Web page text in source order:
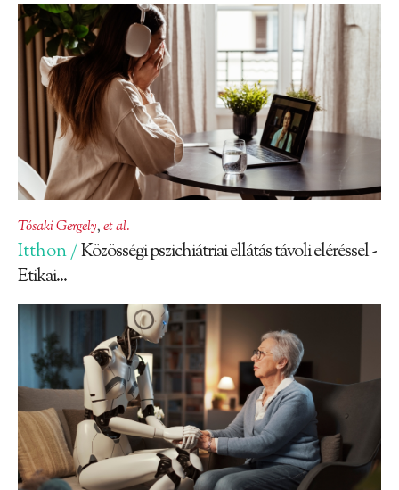
Tósaki Gergely,et al.
Itthon /Közösségi pszichiátriai ellátás távoli eléréssel -
Etikai...